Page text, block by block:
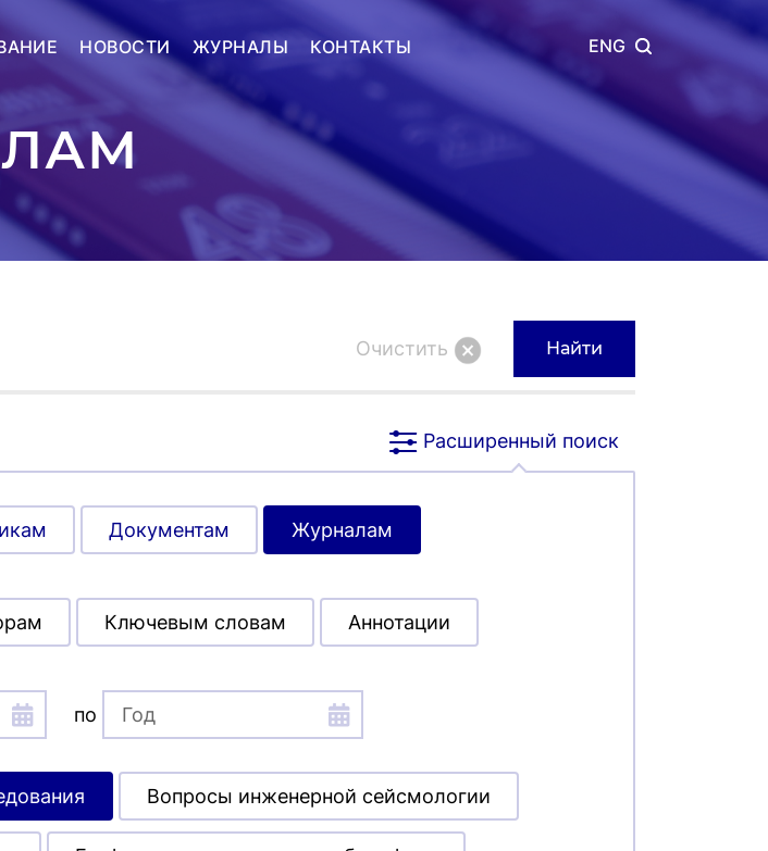
НОВОСТИ ЖУРНАЛЫ КОНТАКТЫ ENG
Очистить
Расширенный поиск
Документам Журналам
Ключевым словам Аннотации
по
Вопросы инженерной сейсмологии